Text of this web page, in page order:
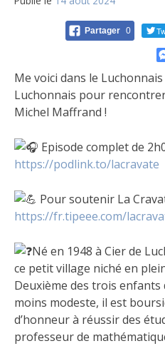
Partager 0
Me voici dans le
Luchonnais pour
Michel Maffrand !
Episode complet de
https://podlink.to/lacravate
Pour soutenir La
https://fr.tipeee.com/
Né en 1948 à Cier de
ce petit village niché en
Deuxième des trois enfants
moins modeste, il est
d’honneur à réussir des
professeur de